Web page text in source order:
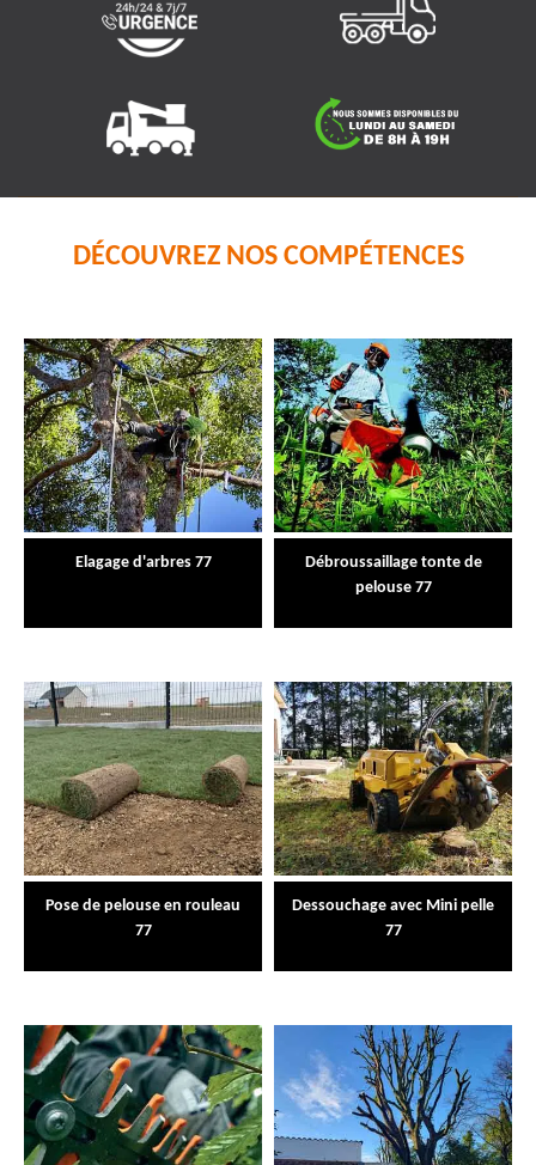
DÉCOUVREZ NOS COMPÉTENCES
Elagage d'arbres 77
Débroussaillage tonte de
pelouse 77
Pose de pelouse en rouleau
77
Dessouchage avec Mini pelle
77